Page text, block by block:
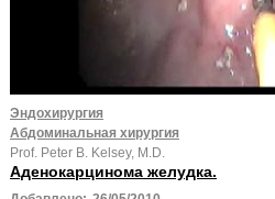
Эндохирургия
Абдоминальная хирургия
Prof. Peter B. Kelsey, M.D.
Аденокарцинома желудка.